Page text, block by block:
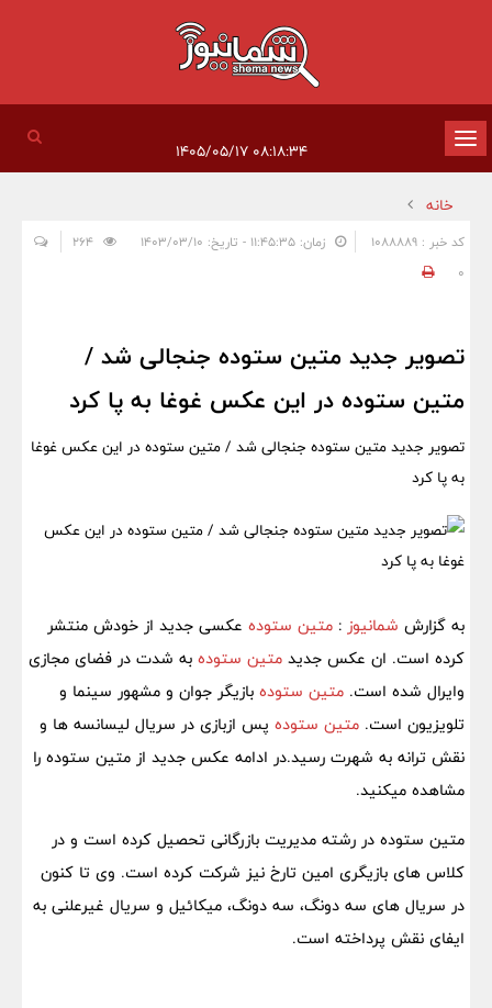
تغییر
وضعیت
ناوبری
۰۸:۱۸:۳۴ ۱۴۰۵/۰۵/۱۷
خانه
کد خبر : 1088889 زمان: ۱۱:۴۵:۳۵ - تاریخ: ۱۴۰۳/۰۳/۱۰
0
تصویر جدید متین ستوده جنجالی شد /
متین ستوده در این عکس غوغا به پا کرد
تصویر جدید متین ستوده جنجالی شد / متین ستوده در این عکس غوغا
به پا کرد
به گزارش شمانیوز : متین ستوده عکسی جدید از خودش منتشر
کرده است. ان عکس جدید متین ستوده به شدت در فضای مجازی
وایرال شده است. متین ستوده بازیگر جوان و مشهور سینما و
تلویزیون است. متین ستوده پس ازبازی در سریال لیسانسه ها و
نقش ترانه به شهرت رسید.در ادامه عکس جدید از متین ستوده را
مشاهده میکنید.
متین ستوده در رشته مدیریت بازرگانی تحصیل کرده است و در
کلاس های بازیگری امین تارخ نیز شرکت کرده است. وی تا کنون
در سریال های سه دونگ، سه دونگ، میکائیل و سریال غیرعلنی به
ایفای نقش پرداخته است.